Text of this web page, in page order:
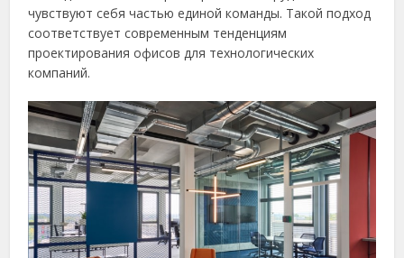
чувствуют себя частью единой команды. Такой подход
соответствует современным тенденциям
проектирования офисов для технологических
компаний.